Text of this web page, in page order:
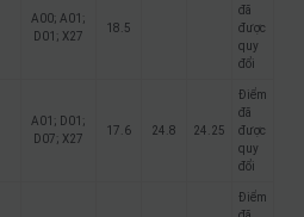
A00; A01;
D01; X27
18.5
đã
được
quy
đổi
A01; D01;
D07; X27
17.6 24.8 24.25
Điểm
đã
được
quy
đổi
Điểm